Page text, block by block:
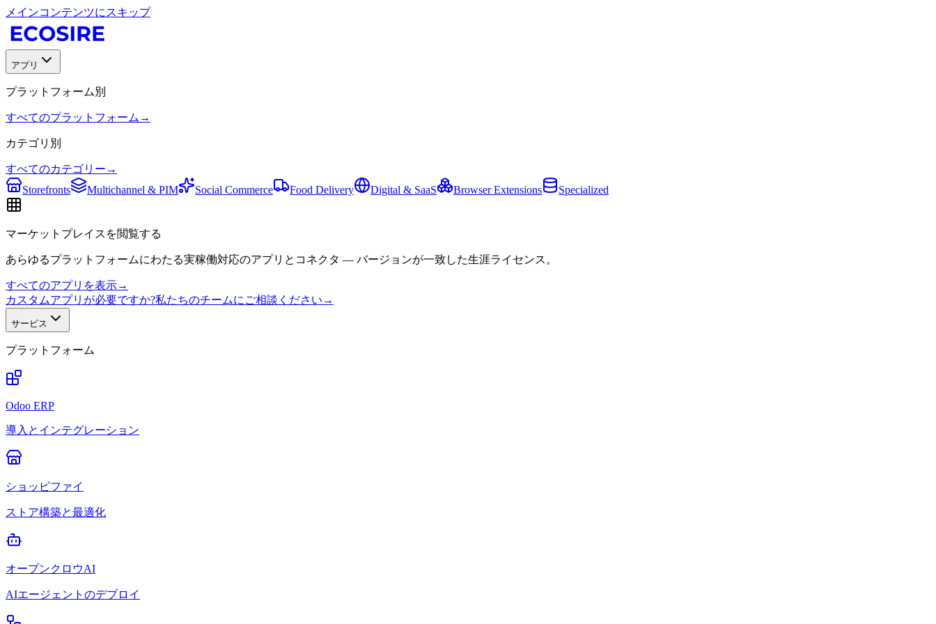
メインコンテンツにスキップ
アプリ
プラットフォーム別
すべてのプラットフォーム →
カテゴリ別
すべてのカテゴリー →
Storefronts
Multichannel & PIM Social Commerce Food Delivery Digital & SaaS Browser Extensions Specialized
マーケットプレイスを閲覧する
あらゆるプラットフォームにわたる実稼働対応のアプリとコネクタ — バージョンが一致した生涯ライセンス。
すべてのアプリを表示→
カスタムアプリが必要ですか?私たちのチームにご相談ください →
サービス
プラットフォーム
Odoo ERP
導入とインテグレーション
ショッピファイ
ストア構築と最適化
オープンクロウAI
AIエージェントのデプロイ